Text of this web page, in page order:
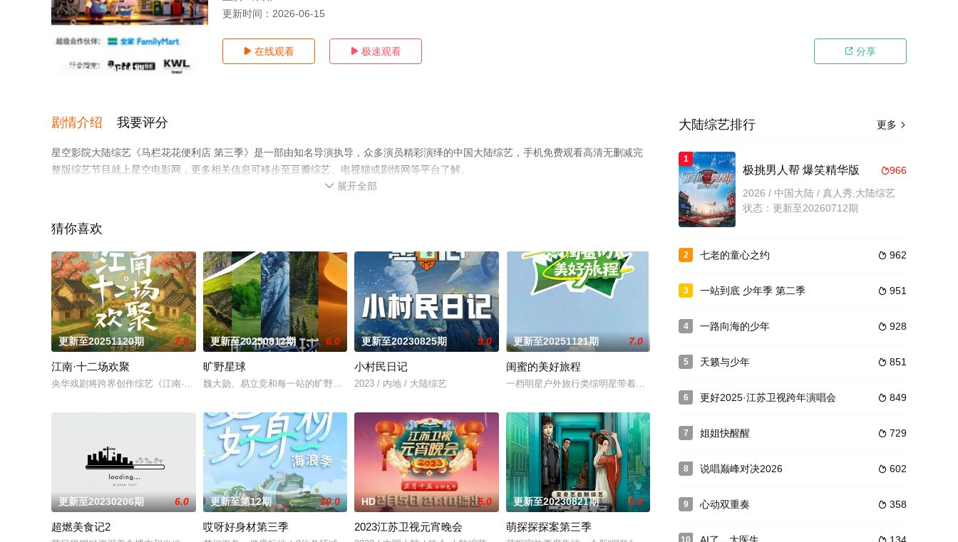
更新至20260615期
更新时间： 2026-06-15
 在线观看  极速观看  分享
剧情介绍 我要评分
星空影院大陆综艺《马栏花花便利店 第三季》是一部由知名导演执导，众多演员精彩演绎的中国大陆综艺，手机免费观看高清无删减完
整版综艺节目就上星空电影网，更多相关信息可移步至豆瓣综艺、电视猫或剧情网等平台了解。
 展开全部
猜你喜欢
更新至20251120期 7.0
江南·十二场欢聚
央华戏剧将跨界创作综艺《江南·十二场欢聚》，约100位来自全国各地的素人将在苏州吴江感受和
更新至20250812期 6.0
旷野星球
魏大勋、易立竞和每一站的旷野搭子们一起前往5个旷野秘境，通过当下都市人寻找“精神保护区”的
更新至20230825期 9.0
小村民日记
2023 / 内地 / 大陆综艺
更新至20251121期 7.0
闺蜜的美好旅程
一档明星户外旅行类综明星带着闺蜜开启一次好的旅程
更新至20230206期 6.0
超燃美食记2
更新至第12期 10.0
哎呀好身材第三季
HD 5.0
2023江苏卫视元宵晚会
更新至20230821期 5.0
萌探探探案第三季
更多 
大陆综艺排行
1
966
极挑男人帮 爆笑精华版
2026 / 中国大陆 / 真人秀,大陆综艺
状态：更新至20260712期
2  962
七老的童心之约
3  951
一站到底 少年季 第二季
4  928
一路向海的少年
5  851
天籁与少年
6  849
更好2025·江苏卫视跨年演唱会
7  729
姐姐快醒醒
8  602
说唱巅峰对决2026
9  358
心动双重奏
10